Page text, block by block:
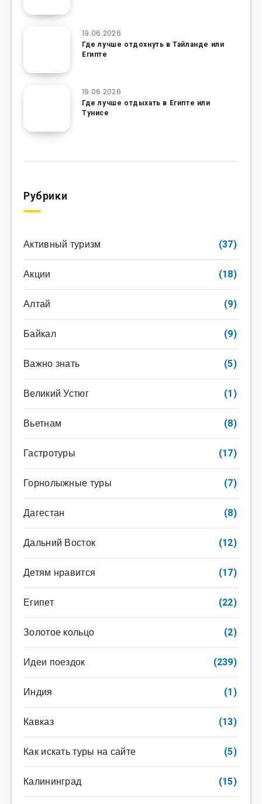
19.06.2026
Где лучше отдохнуть в Тайланде или
Египте
19.06.2026
Где лучше отдыхать в Египте или
Тунисе
Рубрики
Активный туризм (37)
Акции (18)
Алтай (9)
Байкал (9)
Важно знать (5)
Великий Устюг (1)
Вьетнам (8)
Гастротуры (17)
Горнолыжные туры (7)
Дагестан (8)
Дальний Восток (12)
Детям нравится (17)
Египет (22)
Золотое кольцо (2)
Идеи поездок (239)
Индия (1)
Кавказ (13)
Как искать туры на сайте (5)
Калининград (15)